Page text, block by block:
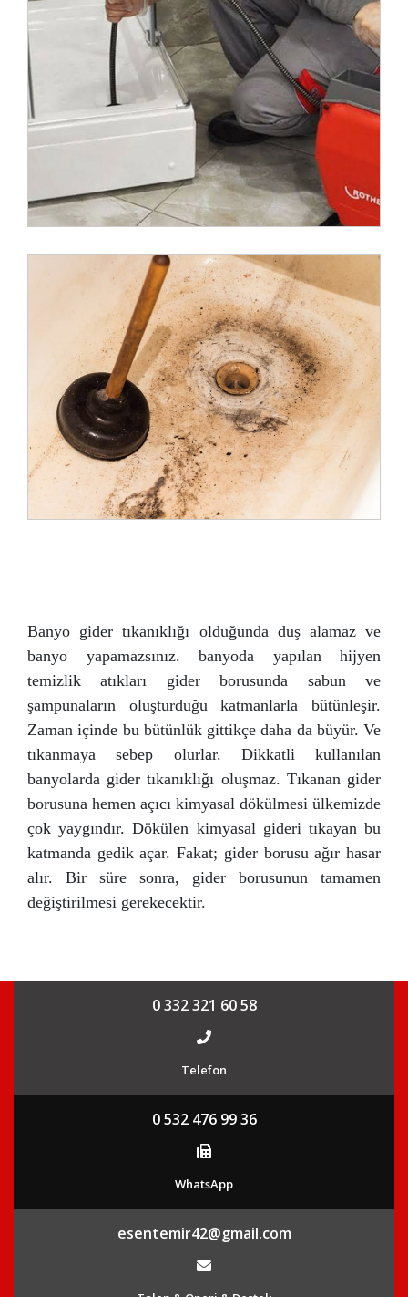
Banyo gider tıkanıklığı olduğunda duş alamaz ve
banyo yapamazsınız. banyoda yapılan hijyen
temizlik atıkları gider borusunda sabun ve
şampunaların oluşturduğu katmanlarla bütünleşir.
Zaman içinde bu bütünlük gittikçe daha da büyür. Ve
tıkanmaya sebep olurlar. Dikkatli kullanılan
banyolarda gider tıkanıklığı oluşmaz. Tıkanan gider
borusuna hemen açıcı kimyasal dökülmesi ülkemizde
çok yaygındır. Dökülen kimyasal gideri tıkayan bu
katmanda gedik açar. Fakat; gider borusu ağır hasar
alır. Bir süre sonra, gider borusunun tamamen
değiştirilmesi gerekecektir.
0 332 321 60 58
Telefon
0 532 476 99 36
WhatsApp
esentemir42@gmail.com